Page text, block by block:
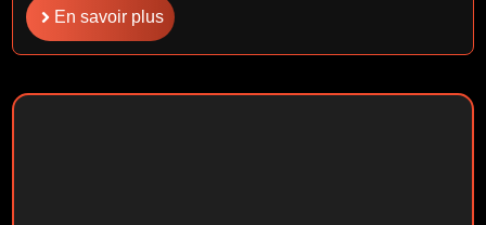
En savoir plus